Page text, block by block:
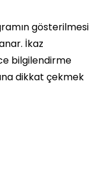
gösterilmesi
İkaz
bilgilendirme
dikkat çekmek